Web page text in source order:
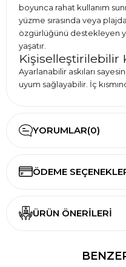
boyunca rahat kullanım
yüzme sırasında veya
özgürlüğünü destekleyen
yaşatır.
Kişiselleştirilebilir
Ayarlanabilir askıları
uyum sağlayabilir. İç
Doğal ve
Açık haki tonları son
sağlayarak sade ama
Trendlerden bağımsız
gardırobunun temel
YORUMLAR(0)
ÖDEME
ÜRÜN ÖNERILERI